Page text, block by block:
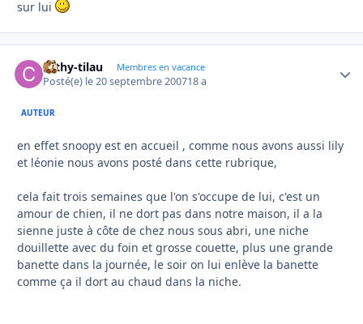
sur lui
cathy-tilau Membres en vacance
Posté(e) le 20 septembre 200718 a
AUTEUR
en effet snoopy est en accueil , comme nous avons aussi lily
et léonie nous avons posté dans cette rubrique,
cela fait trois semaines que l'on s'occupe de lui, c'est un
amour de chien, il ne dort pas dans notre maison, il a la
sienne juste à côte de chez nous sous abri, une niche
douillette avec du foin et grosse couette, plus une grande
banette dans la journée, le soir on lui enlève la banette
comme ça il dort au chaud dans la niche.